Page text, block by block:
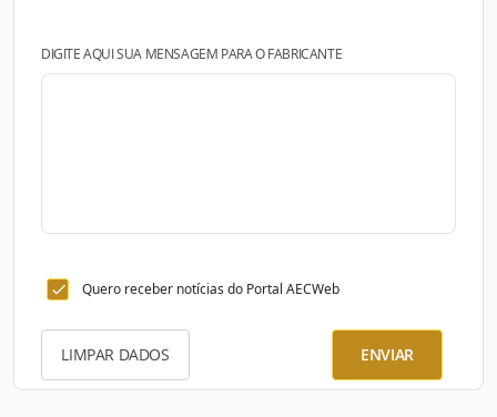
DIGITE AQUI SUA MENSAGEM PARA O FABRICANTE
Quero receber notícias do Portal AECWeb
LIMPAR DADOS ENVIAR